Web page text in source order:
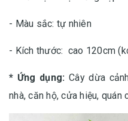
- Màu sắc: tự nhiên
- Kích thước: cao 120cm
* Ứng dụng:Cây dừa
nhà, căn hộ, cửa hiệu, quán